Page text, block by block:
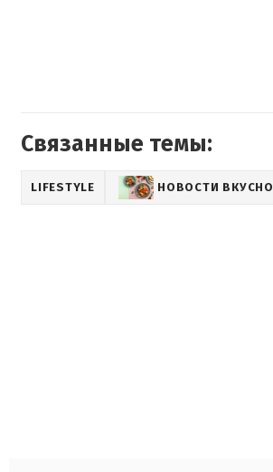
Связанные темы:
LIFESTYLE НОВОСТИ ВКУСНО